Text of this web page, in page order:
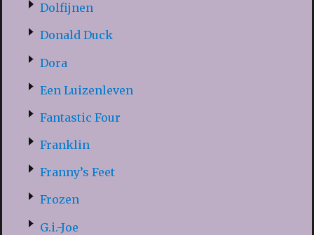
Dolfijnen
Donald Duck
Dora
Een Luizenleven
Fantastic Four
Franklin
Franny’s Feet
Frozen
G.i.-Joe